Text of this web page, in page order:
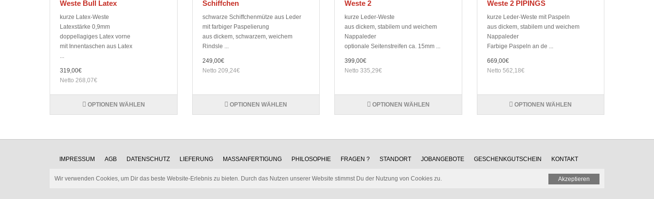
Weste Bull Latex
kurze Latex-Weste
Latexstärke 0,9mm
doppellagiges Latex vorne
mit Innentaschen aus Latex
...
319,00€
Netto 268,07€
OPTIONEN WÄHLEN
Schiffchen
schwarze Schiffchenmütze aus Leder
mit farbiger Paspelierung
aus dickem, schwarzem, weichem
Rindsle ...
249,00€
Netto 209,24€
OPTIONEN WÄHLEN
Weste 2
kurze Leder-Weste
aus dickem, stabilem und weichem
Nappaleder
optionale Seitenstreifen ca. 15mm ...
399,00€
Netto 335,29€
OPTIONEN WÄHLEN
Weste 2 PIPINGS
kurze Leder-Weste mit Paspeln
aus dickem, stabilem und weichem
Nappaleder
Farbige Paspeln an de ...
669,00€
Netto 562,18€
OPTIONEN WÄHLEN
IMPRESSUM AGB DATENSCHUTZ LIEFERUNG MASSANFERTIGUNG PHILOSOPHIE FRAGEN ? STANDORT JOBANGEBOTE GESCHENKGUTSCHEIN KONTAKT
Akzeptieren
Wir verwenden Cookies, um Dir das beste Website-Erlebnis zu bieten. Durch das Nutzen unserer Website stimmst Du der Nutzung von Cookies zu.